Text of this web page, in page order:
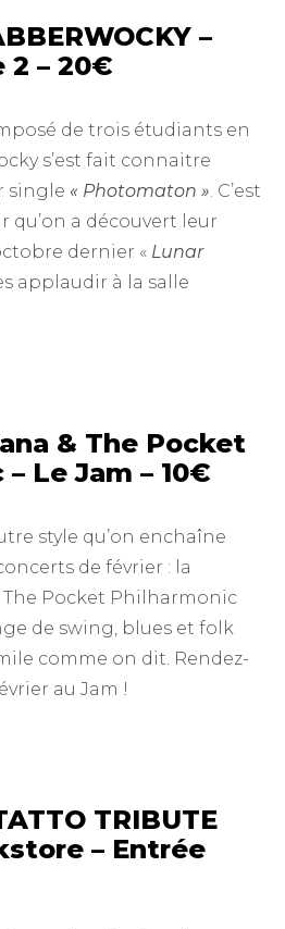
–
2 – 20€
de trois étudiants en
s’est fait connaitre
single « Photomaton ». C’est
qu’on a découvert leur
dernier « Lunar
applaudir à la salle
& The Pocket
Le Jam – 10€
style qu’on enchaîne
de février : la
The Pocket Philharmonic
de swing, blues et folk
comme on dit. Rendez-
au Jam !
TRIBUTE
– Entrée